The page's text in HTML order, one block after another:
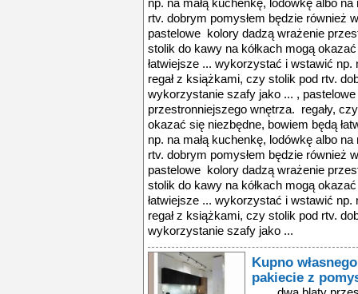
np. na małą kuchenkę, lodówkę albo
rtv. dobrym pomysłem będzie również
pastelowe kolory dadzą wrażenie
stolik do kawy na kółkach mogą
łatwiejsze ... wykorzystać i wstawić np.
regał z książkami, czy stolik pod rtv.
wykorzystanie szafy jako ... ,
przestronniejszego wnętrza. regały,
okazać się niezbędne, bowiem będą
np. na małą kuchenkę, lodówkę albo
rtv. dobrym pomysłem będzie również
pastelowe kolory dadzą wrażenie
stolik do kawy na kółkach mogą
łatwiejsze ... wykorzystać i wstawić np.
regał z książkami, czy stolik pod rtv.
wykorzystanie szafy jako ...
Kupno
pakiecie z